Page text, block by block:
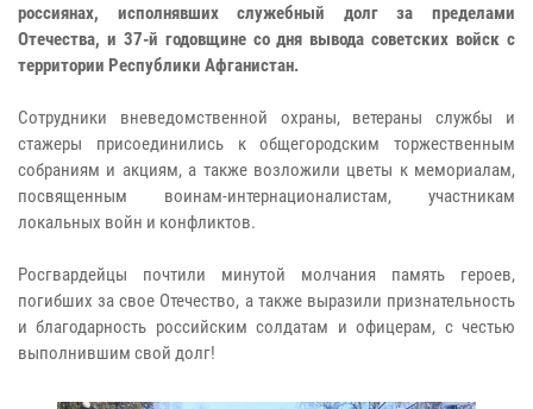
россиянах, исполнявших служебный долг за пределами
Отечества, и 37-й годовщине со дня вывода советских войск с
территории Республики Афганистан.
Сотрудники вневедомственной охраны, ветераны службы и
стажеры присоединились к общегородским торжественным
собраниям и акциям, а также возложили цветы к мемориалам,
посвященным воинам-интернационалистам, участникам
локальных войн и конфликтов.
Росгвардейцы почтили минутой молчания память героев,
погибших за свое Отечество, а также выразили признательность
и благодарность российским солдатам и офицерам, с честью
выполнившим свой долг!